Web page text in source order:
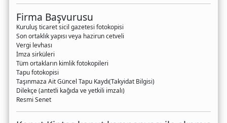
Firma Başvurusu
Kuruluş ticaret sicil gazetesi fotokopisi
Son ortaklık yapısı veya hazirun cetveli
Vergi levhası
İmza sirküleri
Tüm ortakların kimlik fotokopileri
Tapu fotokopisi
Taşınmaza Ait Güncel Tapu Kaydı(Takyidat Bilgisi)
Dilekçe (antetli kağıda ve yetkili imzalı)
Resmi Senet